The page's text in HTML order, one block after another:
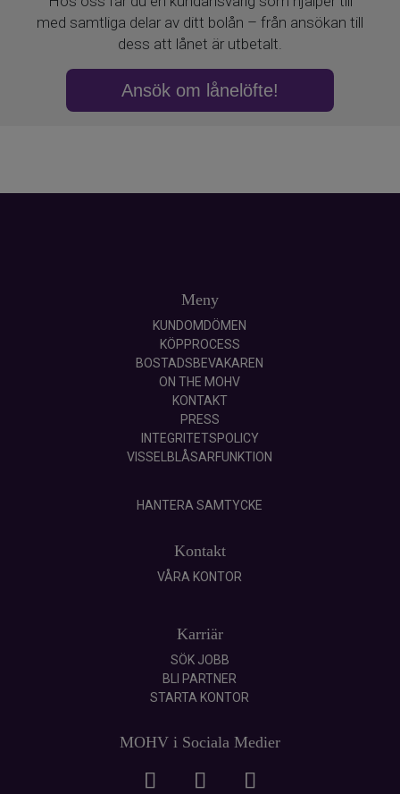
Meny
KUNDOMDÖMEN
KÖPPROCESS
BOSTADSBEVAKAREN
ON THE MOHV
KONTAKT
PRESS
INTEGRITETSPOLICY
VISSELBLÅSARFUNKTION
HANTERA SAMTYCKE
Kontakt
VÅRA KONTOR
Karriär
SÖK JOBB
BLI PARTNER
STARTA KONTOR
MOHV i Sociala Medier